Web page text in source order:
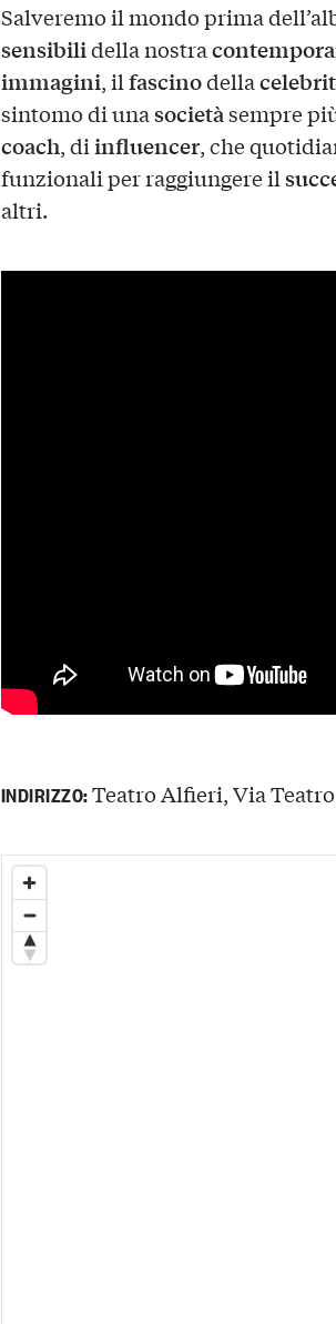
Salveremo il mondo prima
sensibilidella nostra
immagini, ilfascinodella
sintomo di unasocietàsempre
coach, diinfluencer, che
funzionali per raggiungere il
altri.
INDIRIZZO:Teatro Alfieri, Via